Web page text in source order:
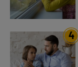
4